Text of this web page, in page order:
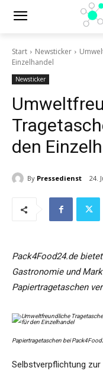
Start Newsticker
Einzelhandel
Newsticker
den
By Pressedienst 24.
Pack4Food24.de
Gastronomie und
Papiertragetaschen
Papiertragetaschen bei
Selbstverpflichtung